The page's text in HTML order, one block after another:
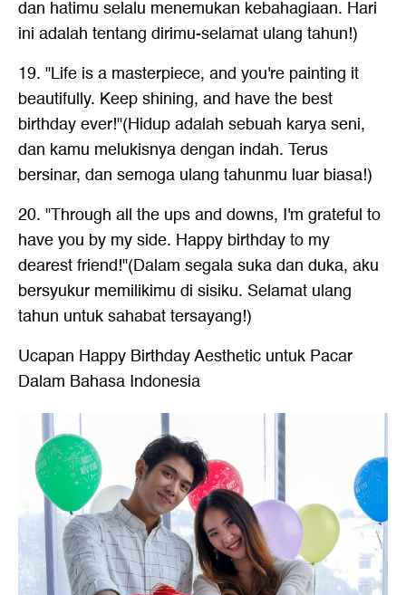
dan hatimu selalu menemukan kebahagiaan. Hari
ini adalah tentang dirimu-selamat ulang tahun!)
19. "Life is a masterpiece, and you're painting it
beautifully. Keep shining, and have the best
birthday ever!"(Hidup adalah sebuah karya seni,
dan kamu melukisnya dengan indah. Terus
bersinar, dan semoga ulang tahunmu luar biasa!)
20. "Through all the ups and downs, I'm grateful to
have you by my side. Happy birthday to my
dearest friend!"(Dalam segala suka dan duka, aku
bersyukur memilikimu di sisiku. Selamat ulang
tahun untuk sahabat tersayang!)
Ucapan Happy Birthday Aesthetic untuk Pacar
Dalam Bahasa Indonesia